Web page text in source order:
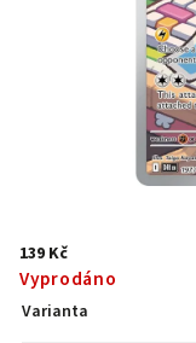
139 Kč
Vyprodáno
Varianta